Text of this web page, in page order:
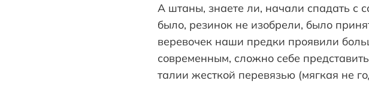
А штаны, знаете ли, начали спадать с
было, резинок не изобрели, было
веревочек наши предки проявили
современным, сложно себе
талии жесткой перевязью (мягкая не